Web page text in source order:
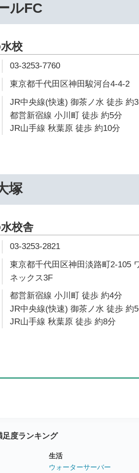
ルFC
校
03-3253-7760
東京都千代田区神田駿河台4-4-2
JR中央線(快速) 御茶ノ水 徒歩 約
都営新宿線 小川町 徒歩 約5分
JR山手線 秋葉原 徒歩 約10分
塚
校舎
03-3253-2821
東京都千代田区神田淡路町2-105
ネックス3F
都営新宿線 小川町 徒歩 約4分
JR中央線(快速) 御茶ノ水 徒歩 約
JR山手線 秋葉原 徒歩 約8分
足度ランキング
生活
ウォーターサーバー